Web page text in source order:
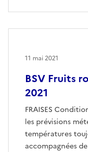
BSV Fruits
2021
FRAISES
les prévisions
températures
accompagnées
11 mai 2021